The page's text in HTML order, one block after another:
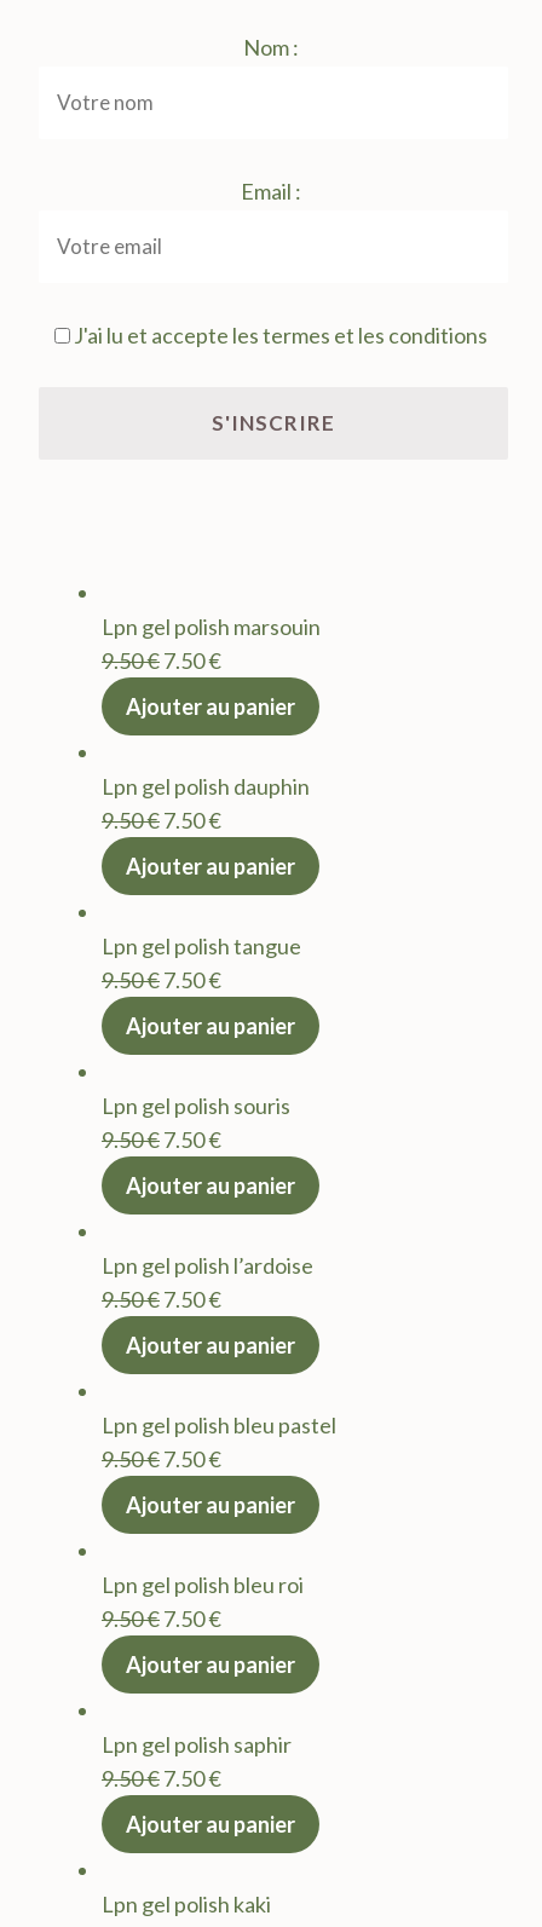
Nom :
Email :
J'ai lu et accepte les termes et les conditions
Lpn gel polish marsouin
9.50€Le
prix
9.50 €.
7.50€Le
actuel
7.50 €.
Ajouter au panier
Lpn gel polish dauphin
9.50€Le
prix
9.50 €.
7.50€Le
actuel
7.50 €.
Ajouter au panier
Lpn gel polish tangue
9.50€Le
prix
9.50 €.
7.50€Le
actuel
7.50 €.
Ajouter au panier
Lpn gel polish souris
9.50€Le
prix
9.50 €.
7.50€Le
actuel
7.50 €.
Ajouter au panier
Lpn gel polish l’ardoise
9.50€Le
prix
9.50 €.
7.50€Le
actuel
7.50 €.
Ajouter au panier
Lpn gel polish bleu pastel
9.50€Le
prix
9.50 €.
7.50€Le
actuel
7.50 €.
Ajouter au panier
Lpn gel polish bleu roi
9.50€Le
prix
9.50 €.
7.50€Le
actuel
7.50 €.
Ajouter au panier
Lpn gel polish saphir
9.50€Le
prix
9.50 €.
7.50€Le
actuel
7.50 €.
Ajouter au panier
Lpn gel polish kaki